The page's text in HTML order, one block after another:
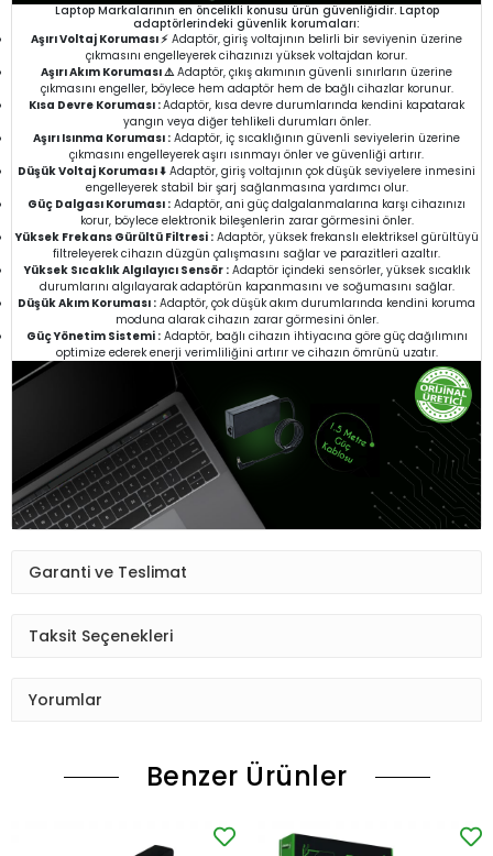
Laptop Markalarının en öncelikli konusu ürün güvenliğidir. Laptop
adaptörlerindeki güvenlik korumaları:
Aşırı Voltaj Koruması ⚡ Adaptör, giriş voltajının belirli bir seviyenin üzerine
çıkmasını engelleyerek cihazınızı yüksek voltajdan korur.
Aşırı Akım Koruması ⚠️Adaptör, çıkış akımının güvenli sınırların üzerine
çıkmasını engeller, böylece hem adaptör hem de bağlı cihazlar korunur.
Kısa Devre Koruması :Adaptör, kısa devre durumlarında kendini kapatarak
yangın veya diğer tehlikeli durumları önler.
Aşırı Isınma Koruması : Adaptör, iç sıcaklığının güvenli seviyelerin üzerine
çıkmasını engelleyerek aşırı ısınmayı önler ve güvenliği artırır.
Düşük Voltaj Koruması ⬇️ Adaptör, giriş voltajının çok düşük seviyelere inmesini
engelleyerek stabil bir şarj sağlanmasına yardımcı olur.
Güç Dalgası Koruması : Adaptör, ani güç dalgalanmalarına karşı cihazınızı
korur, böylece elektronik bileşenlerin zarar görmesini önler.
Yüksek Frekans Gürültü Filtresi :Adaptör, yüksek frekanslı elektriksel gürültüyü
filtreleyerek cihazın düzgün çalışmasını sağlar ve parazitleri azaltır.
Yüksek Sıcaklık Algılayıcı Sensör :Adaptör içindeki sensörler, yüksek sıcaklık
durumlarını algılayarak adaptörün kapanmasını ve soğumasını sağlar.
Düşük Akım Koruması : Adaptör, çok düşük akım durumlarında kendini koruma
moduna alarak cihazın zarar görmesini önler.
Güç Yönetim Sistemi :Adaptör, bağlı cihazın ihtiyacına göre güç dağılımını
optimize ederek enerji verimliliğini artırır ve cihazın ömrünü uzatır.
Garanti ve Teslimat
Taksit Seçenekleri
Yorumlar
Benzer Ürünler